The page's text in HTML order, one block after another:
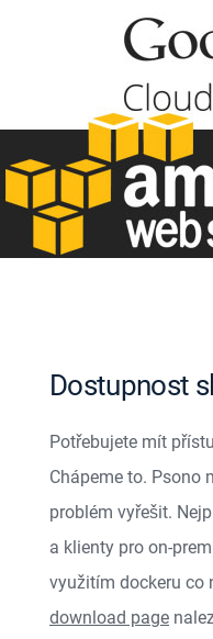
Dostupnost
Potřebujete mít
Chápeme to. Psono
problém vyřešit.
a klienty pro on-
využitím dockeru co
download page